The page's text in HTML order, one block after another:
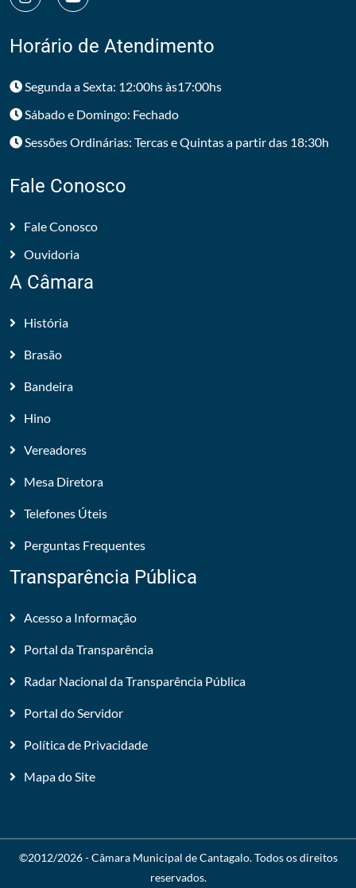
Horário de Atendimento
Segunda a Sexta: 12:00hs às17:00hs
Sábado e Domingo: Fechado
Sessões Ordinárias: Tercas e Quintas a partir das 18:30h
Fale Conosco
Fale Conosco
Ouvidoria
A Câmara
História
Brasão
Bandeira
Hino
Vereadores
Mesa Diretora
Telefones Úteis
Perguntas Frequentes
Transparência Pública
Acesso a Informação
Portal da Transparência
Radar Nacional da Transparência Pública
Portal do Servidor
Política de Privacidade
Mapa do Site
©2012/2026 -Câmara Municipal de Cantagalo. Todos os direitos
reservados.